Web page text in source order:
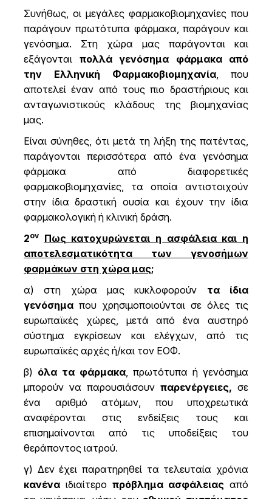
Συνήθως, οι μεγάλες φαρμακοβιομηχανίες που
παράγουν πρωτότυπα φάρμακα, παράγουν και
γενόσημα. Στη χώρα μας παράγονται και
εξάγονται πολλά γενόσημα φάρμακα από
την Ελληνική Φαρμακοβιομηχανία , που
αποτελεί έναν από τους πιο δραστήριους και
ανταγωνιστικούς κλάδους της βιομηχανίας
μας.
Είναι σύνηθες, ότι μετά τη λήξη της πατέντας,
παράγονται περισσότερα από ένα γενόσημα
φάρμακα από διαφορετικές
φαρμακοβιομηχανίες, τα οποία αντιστοιχούν
στην ίδια δραστική ουσία και έχουν την ίδια
φαρμακολογική ή κλινική δράση.
2ον
Πως κατοχυρώνεται η ασφάλεια και η
αποτελεσματικότητα των γενοσήμων
φαρμάκων στη χώρα μας;
α) στη χώρα μας κυκλοφορούν τα ίδια
γενόσημα που χρησιμοποιούνται σε όλες τις
ευρωπαϊκές χώρες, μετά από ένα αυστηρό
σύστημα εγκρίσεων και ελέγχων, από τις
ευρωπαϊκές αρχές ή/και τον ΕΟΦ.
β) όλα τα φάρμακα , πρωτότυπα ή γενόσημα
μπορούν να παρουσιάσουν παρενέργειες, σε
ένα αριθμό ατόμων, που υποχρεωτικά
αναφέρονται στις ενδείξεις τους και
επισημαίνονται από τις υποδείξεις του
θεράποντος ιατρού.
γ) Δεν έχει παρατηρηθεί τα τελευταία χρόνια
κανένα ιδιαίτερο πρόβλημα ασφάλειας από